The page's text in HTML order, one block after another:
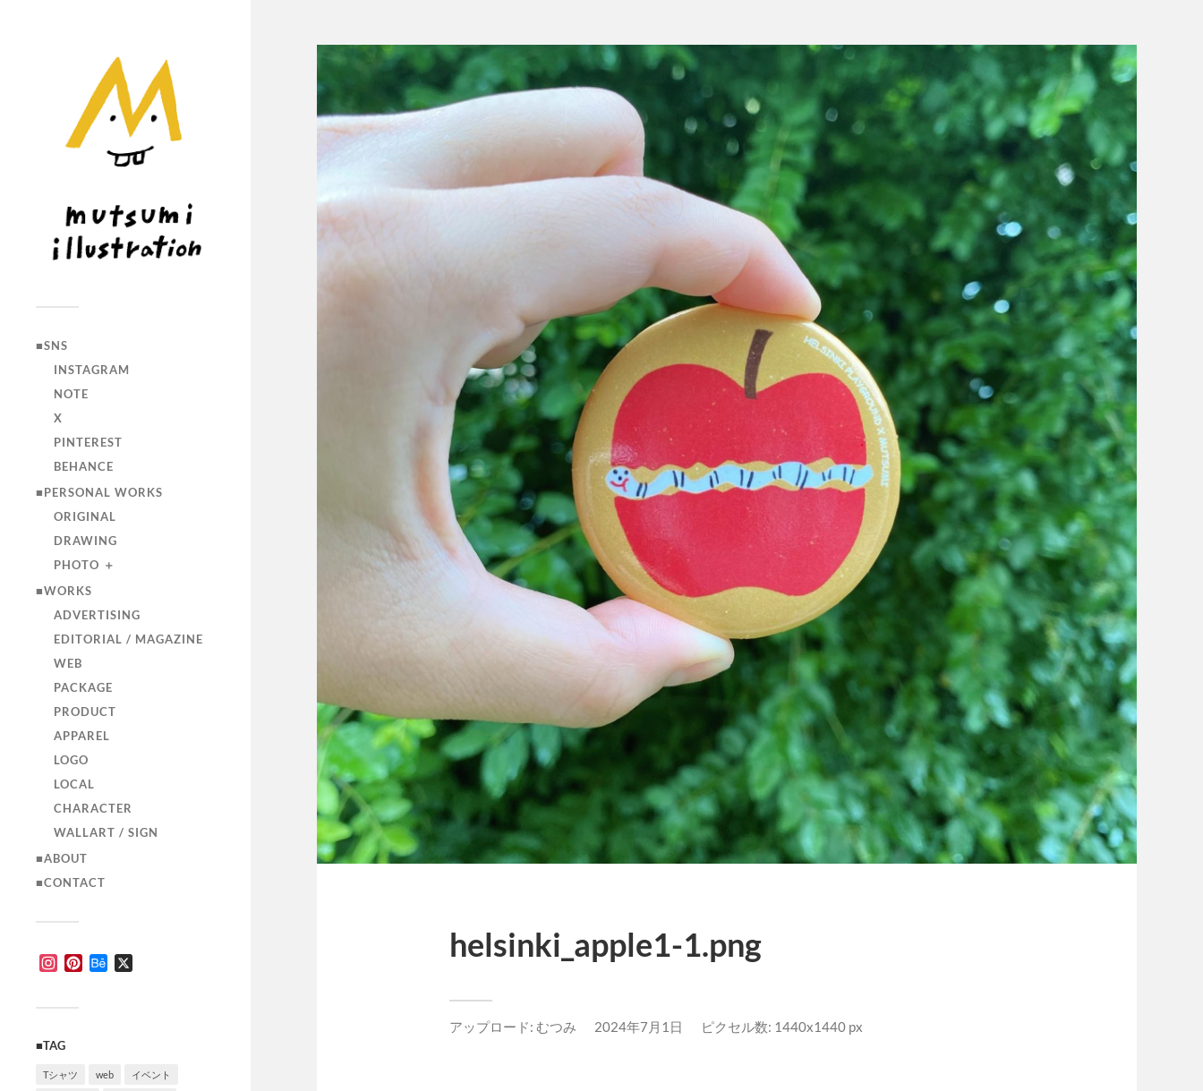
■SNS
INSTAGRAM
NOTE
X
PINTEREST
BEHANCE
■PERSONAL WORKS
ORIGINAL
DRAWING
PHOTO ＋
■WORKS
ADVERTISING
EDITORIAL / MAGAZINE
WEB
PACKAGE
PRODUCT
APPAREL
LOGO
LOCAL
CHARACTER
WALLART / SIGN
■ABOUT
■CONTACT
Instagram
PinterestBehance
■TAG
Tシャツ web イベント
helsinki_apple1-1.png
アップロード: むつみ 2024年7月1日 ピクセル数: 1440x1440 px